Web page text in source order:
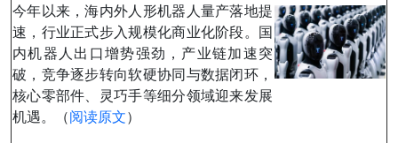
今年以来，海内外人形机器人量产落地提
速，行业正式步入规模化商业化阶段。国
内机器人出口增势强劲，产业链加速突
破，竞争逐步转向软硬协同与数据闭环，
核心零部件、灵巧手等细分领域迎来发展
机遇。（阅读原文）